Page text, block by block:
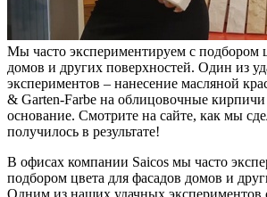
Мы часто экспериментируем с подбором
домов и других поверхностей. Один из
экспериментов – нанесение масляной
& Garten-Farbe на облицовочные
основание. Смотрите на сайте, как мы
получилось в результате!
В офисах компании Saicos мы часто
подбором цвета для фасадов домов и
Одним из наших удачных экспериментов